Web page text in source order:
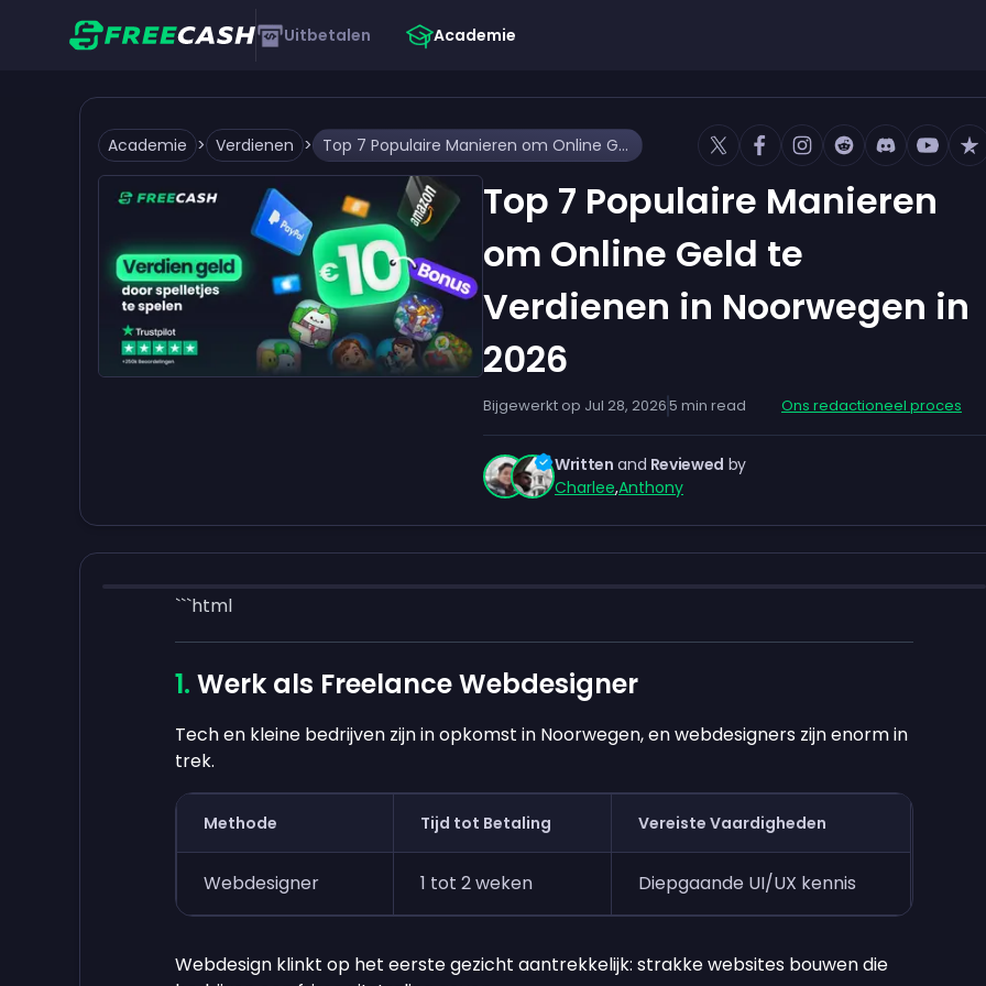
Uitbetalen Academie
Academie > Verdienen > Top 7 Populaire Manieren om Online Geld te Verdienen in Noorwegen in 2026
Top 7 Populaire Manieren
om Online Geld te
Verdienen in Noorwegen in
2026
Bijgewerkt op Jul 28, 20265 min read Ons redactioneel proces
Written and Reviewed by
Charlee,Anthony
```html
Werk als Freelance Webdesigner
Tech en kleine bedrijven zijn in opkomst in Noorwegen, en webdesigners zijn enorm in
trek.
Methode Tijd tot Betaling Vereiste Vaardigheden
Webdesigner 1 tot 2 weken Diepgaande UI/UX kennis
Webdesign klinkt op het eerste gezicht aantrekkelijk: strakke websites bouwen die